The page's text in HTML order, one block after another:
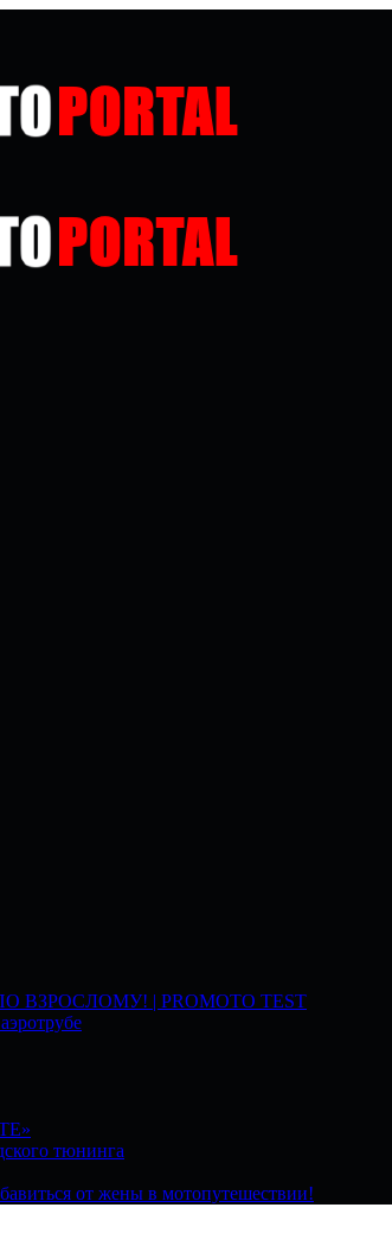
ВЗРОСЛОМУ! | PROMOTO TEST
тюнинга
от жены в мотопутешествии!